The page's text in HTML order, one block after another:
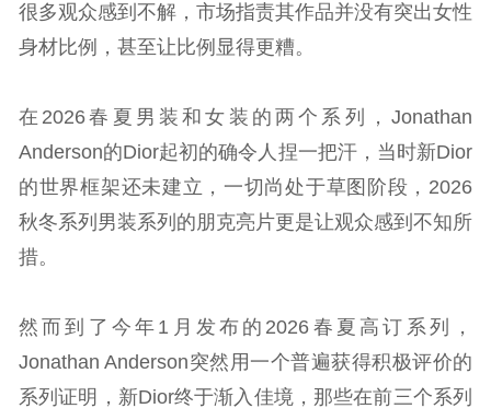
很多观众感到不解，市场指责其作品并没有突出女性
身材比例，甚至让比例显得更糟。
在2026春夏男装和女装的两个系列，Jonathan
Anderson的Dior起初的确令人捏一把汗，当时新Dior
的世界框架还未建立，一切尚处于草图阶段，2026
秋冬系列男装系列的朋克亮片更是让观众感到不知所
措。
然而到了今年1月发布的2026春夏高订系列，
Jonathan Anderson突然用一个普遍获得积极评价的
系列证明，新Dior终于渐入佳境，那些在前三个系列